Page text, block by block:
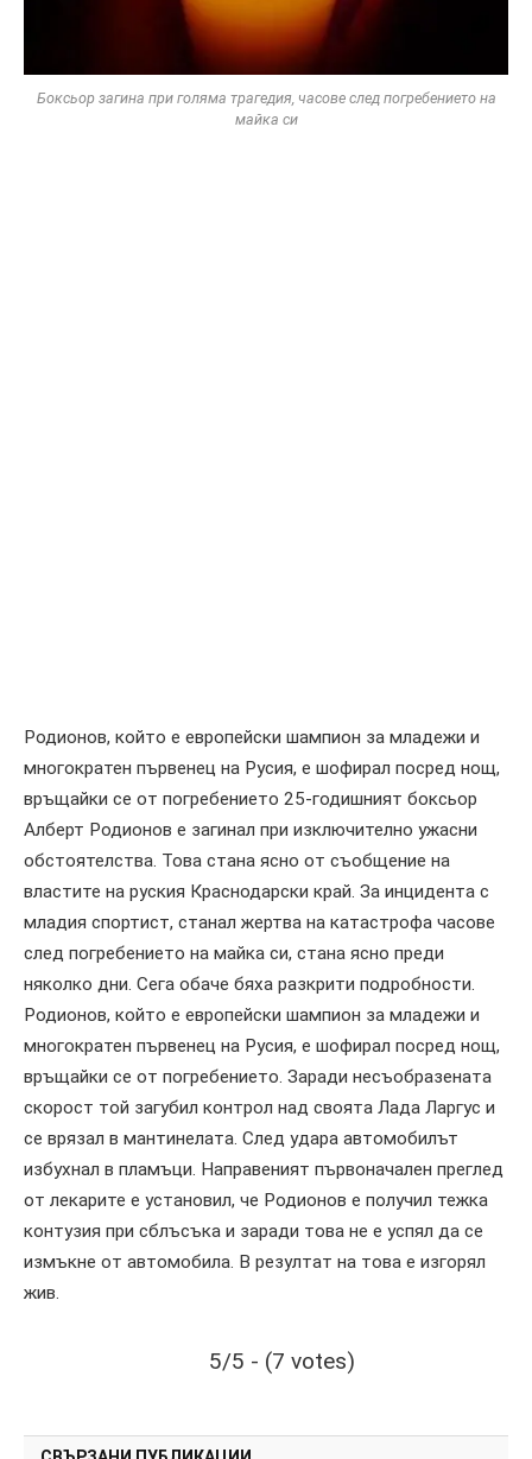
Боксьор загина при голяма трагедия, часове след погребението на
майка си
Родионов, който е европейски шампион за младежи и
многократен първенец на Русия, е шофирал посред нощ,
връщайки се от погребението 25-годишният боксьор
Алберт Родионов е загинал при изключително ужасни
обстоятелства. Това стана ясно от съобщение на
властите на руския Краснодарски край. За инцидента с
младия спортист, станал жертва на катастрофа часове
след погребението на майка си, стана ясно преди
няколко дни. Сега обаче бяха разкрити подробности.
Родионов, който е европейски шампион за младежи и
многократен първенец на Русия, е шофирал посред нощ,
връщайки се от погребението. Заради несъобразената
скорост той загубил контрол над своята Лада Ларгус и
се врязал в мантинелата. След удара автомобилът
избухнал в пламъци. Направеният първоначален преглед
от лекарите е установил, че Родионов е получил тежка
контузия при сблъсъка и заради това не е успял да се
измъкне от автомобила. В резултат на това е изгорял
жив.
5/5 - (7 votes)